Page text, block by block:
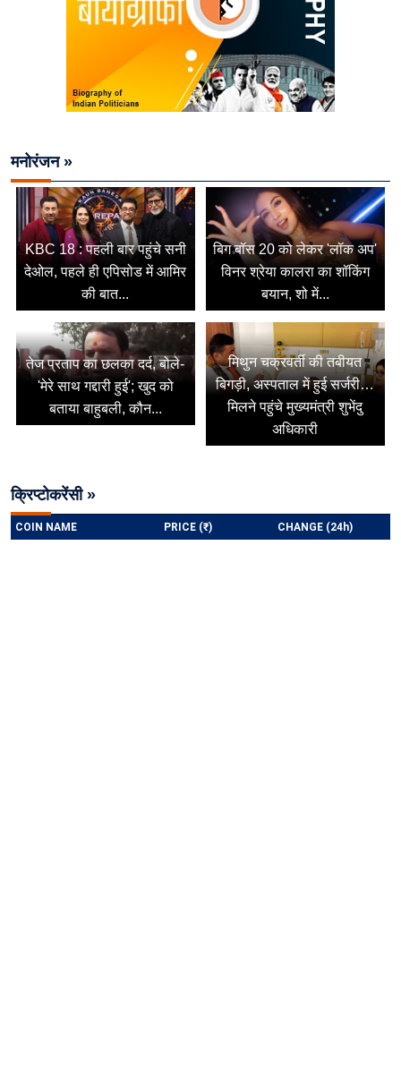
मनोरंजन »
KBC 18 : पहली बार पहुंचे सनी
देओल, पहले ही एपिसोड में आमिर
की बात...
बिग बॉस 20 को लेकर 'लॉक अप'
विनर श्रेया कालरा का शॉकिंग
बयान, शो में...
तेज प्रताप का छलका दर्द, बोले-
'मेरे साथ गद्दारी हुई'; खुद को
बताया बाहुबली, कौन...
मिथुन चक्रवर्ती की तबीयत
बिगड़ी, अस्पताल में हुई सर्जरी…
मिलने पहुंचे मुख्यमंत्री शुभेंदु
अधिकारी
क्रिप्टोकरेंसी »